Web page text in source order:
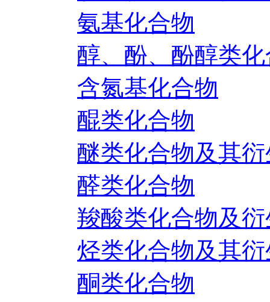
氨基化合物
醇、酚、酚醇类
含氮基化合物
醌类化合物
醚类化合物及其
醛类化合物
羧酸类化合物及
烃类化合物及其
酮类化合物